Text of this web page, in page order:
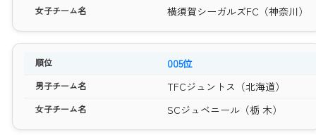
横須賀シーガルズFC（神奈川）
005位
TFCジュントス（北海道）
SCジュベニール（栃 木）